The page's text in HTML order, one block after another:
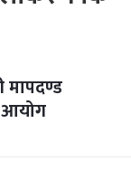
मापदण्ड
आयोग